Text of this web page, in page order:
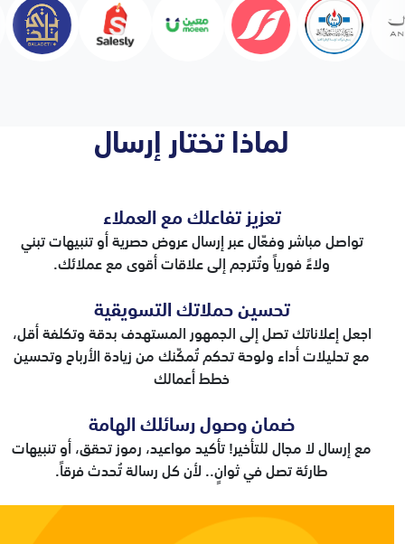
لماذا تختار إرسال
تعزيز تفاعلك مع العملاء
تواصل مباشر وفعّال عبر إرسال عروض حصرية أو تنبيهات تبني
ولاءً فورياً وتُترجم إلى علاقات أقوى مع عملائك.
تحسين حملاتك التسويقية
اجعل إعلاناتك تصل إلى الجمهور المستهدف بدقة وتكلفة أقل،
مع تحليلات أداء ولوحة تحكم تُمكّنك من زيادة الأرباح وتحسين
خطط أعمالك
ضمان وصول رسائلك الهامة
مع إرسال لا مجال للتأخير! تأكيد مواعيد، رموز تحقق، أو تنبيهات
طارئة تصل في ثوانٍ.. لأن كل رسالة تُحدث فرقاً.